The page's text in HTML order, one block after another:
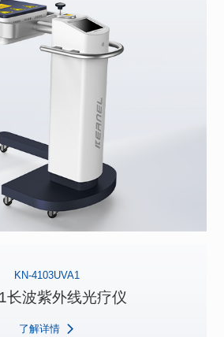
KN-4103UVA1
长波紫外线光疗仪
了解详情